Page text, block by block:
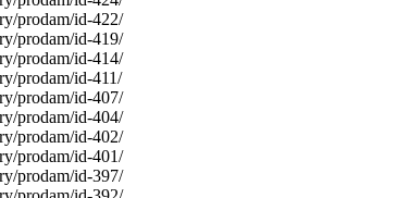
prodam/id-422/
prodam/id-419/
prodam/id-414/
prodam/id-411/
prodam/id-407/
prodam/id-404/
prodam/id-402/
prodam/id-401/
prodam/id-397/